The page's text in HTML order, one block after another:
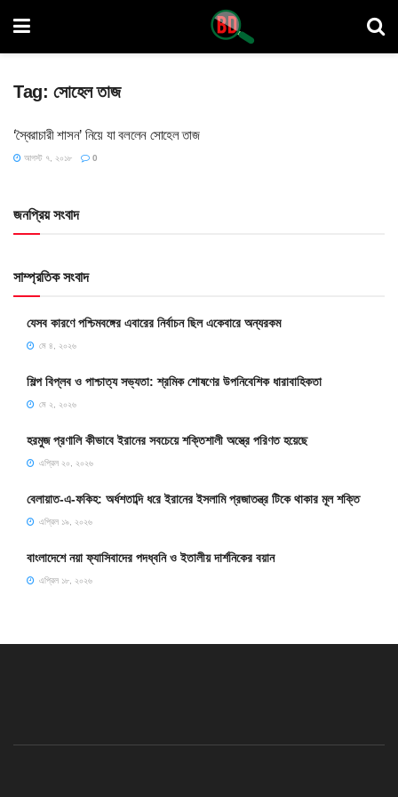
Tag: সোহেল তাজ
‘স্বৈরাচারী শাসন’ নিয়ে যা বললেন সোহেল তাজ
আগস্ট ৭, ২০১৮ 0
জনপ্রিয় সংবাদ
সাম্প্রতিক সংবাদ
যেসব কারণে পশ্চিমবঙ্গের এবারের নির্বাচন ছিল একেবারে অন্যরকম
মে ৪, ২০২৬
শিল্প বিপ্লব ও পাশ্চাত্য সভ্যতা: শ্রমিক শোষণের উপনিবেশিক ধারাবাহিকতা
মে ২, ২০২৬
হরমুজ প্রণালি কীভাবে ইরানের সবচেয়ে শক্তিশালী অস্ত্রে পরিণত হয়েছে
এপ্রিল ২০, ২০২৬
বেলায়াত-এ-ফকিহ: অর্ধশতাব্দি ধরে ইরানের ইসলামি প্রজাতন্ত্র টিকে থাকার মূল শক্তি
এপ্রিল ১৯, ২০২৬
বাংলাদেশে নয়া ফ্যাসিবাদের পদধ্বনি ও ইতালীয় দার্শনিকের বয়ান
এপ্রিল ১৮, ২০২৬